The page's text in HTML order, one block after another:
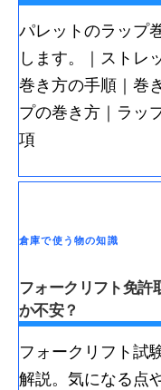
パレットのラップ
します。｜ストレ
巻き方の手順｜巻
プの巻き方｜ラッ
項
倉庫で使う物の知識
フォークリフト免許
か不安？
フォークリフト試
解説。気になる点